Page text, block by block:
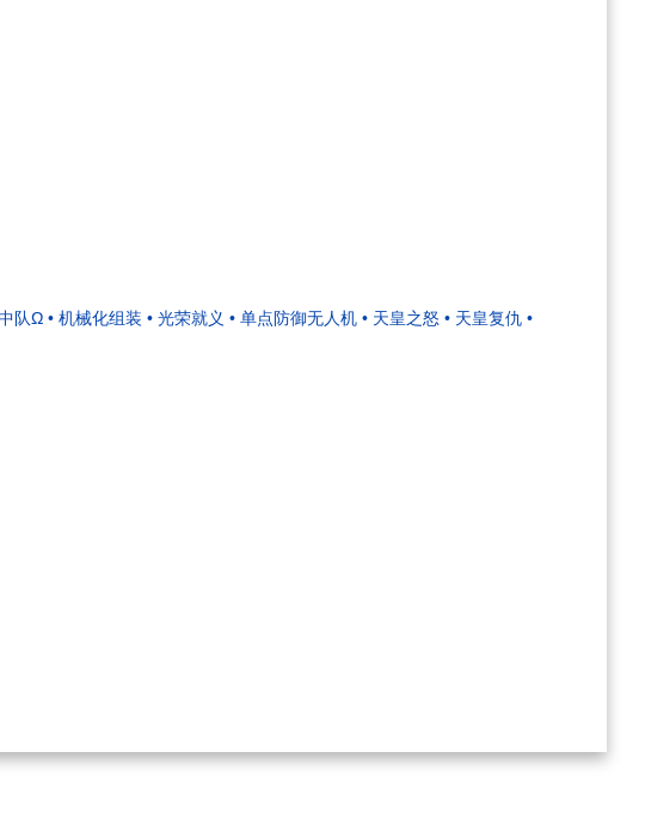
队Ω • 机械化组装 • 光荣就义 • 单点防御无人机 • 天皇之怒 • 天皇复仇 •